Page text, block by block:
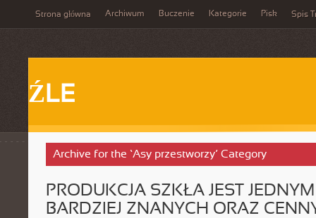
Strona główna Archiwum Buczenie Kategorie Pisk Spis
ŹLE
Archive for the ‘Asy przestworzy’ Category
PRODUKCJA SZKŁA JEST
BARDZIEJ ZNANYCH ORAZ